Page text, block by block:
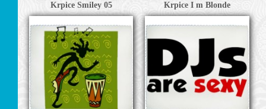
Krpice Smiley 05 Krpice I m Blonde